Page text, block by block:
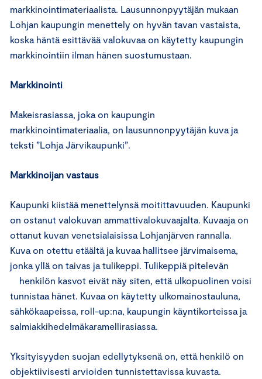
markkinointimateriaalista. Lausunnonpyytäjän mukaan
Lohjan kaupungin menettely on hyvän tavan vastaista,
koska häntä esittävää valokuvaa on käytetty kaupungin
markkinointiin ilman hänen suostumustaan.
Markkinointi
Makeisrasiassa, joka on kaupungin
markkinointimateriaalia, on lausunnonpyytäjän kuva ja
teksti ”Lohja Järvikaupunki”.
Markkinoijan vastaus
Kaupunki kiistää menettelynsä moitittavuuden. Kaupunki
on ostanut valokuvan ammattivalokuvaajalta. Kuvaaja on
ottanut kuvan venetsialaisissa Lohjanjärven rannalla.
Kuva on otettu etäältä ja kuvaa hallitsee järvimaisema,
jonka yllä on taivas ja tulikeppi. Tulikeppiä pitelevän
henkilön kasvot eivät näy siten, että ulkopuolinen voisi
tunnistaa hänet. Kuvaa on käytetty ulkomainostauluna,
sähkökaapeissa, roll-up:na, kaupungin käyntikorteissa ja
salmiakkihedelmäkaramellirasiassa.
Yksityisyyden suojan edellytyksenä on, että henkilö on
objektiivisesti arvioiden tunnistettavissa kuvasta.